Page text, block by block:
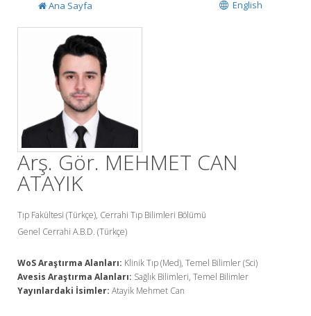
English
Ana Sayfa
Arş. Gör. MEHMET CAN
ATAYIK
Tıp Fakültesi (Türkçe), Cerrahi Tıp Bilimleri Bölümü
Genel Cerrahi A.B.D. (Türkçe)
WoS Araştırma Alanları: Klinik Tıp (Med), Temel Bilimler (Sci)
Avesis Araştırma Alanları: Sağlık Bilimleri, Temel Bilimler
Yayınlardaki İsimler: Atayik Mehmet Can